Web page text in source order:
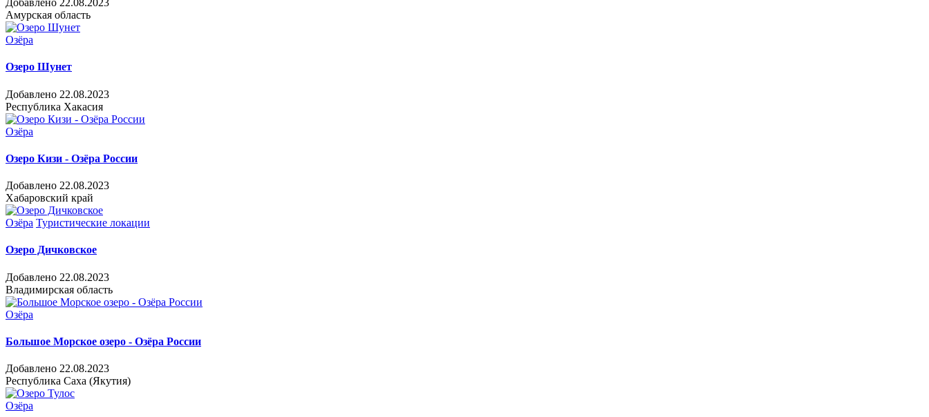
Добавлено 22.08.2023
Амурская область
Озёра
Озеро Шунет
Добавлено 22.08.2023
Республика Хакасия
Озёра
Озеро Кизи - Озёра России
Добавлено 22.08.2023
Хабаровский край
Озёра Туристические локации
Озеро Дичковское
Добавлено 22.08.2023
Владимирская область
Озёра
Большое Морское озеро - Озёра России
Добавлено 22.08.2023
Республика Саха (Якутия)
Озёра